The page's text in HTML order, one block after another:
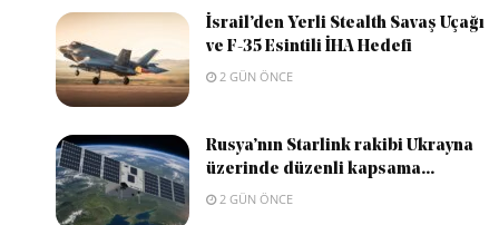
İsrail’den Yerli Stealth Savaş Uçağı
ve F-35 Esintili İHA Hedefi
2 GÜN ÖNCE
Rusya’nın Starlink rakibi Ukrayna
üzerinde düzenli kapsama...
2 GÜN ÖNCE